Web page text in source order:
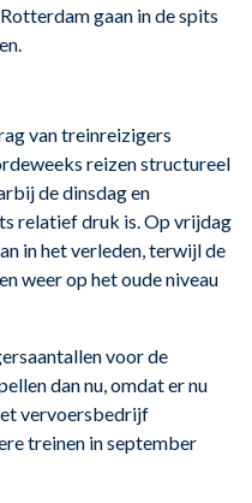
gaan in de spits
van treinreizigers
reizen structureel
de dinsdag en
relatief druk is. Op vrijdag
in het verleden, terwijl de
weer op het oude niveau
voor de
dan nu, omdat er nu
vervoersbedrijf
treinen in september